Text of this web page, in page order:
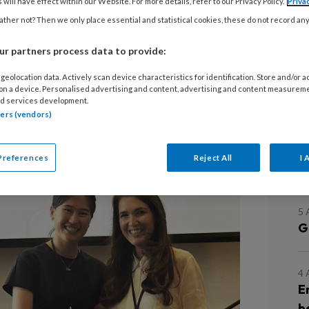
heeft tijdens het afgelopen IADR-
for Dental Research) in Bogotá
gewonnen. De samenvatting
gebruik van koolstof
van Sjögren. Fu doet onderzoek
leiding van Floris Bikker en
5
4
not? Then we only place essential and statistical cookies, these do not record
partners process data to provide:
data. Actively scan device characteristics for identification. Store and/or
a device. Personalised advertising and content, advertising and content
services development.
(vendors)
Reject All I